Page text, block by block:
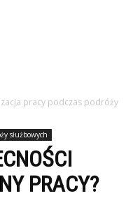
pracy podczas podróży
służbowych
PRACY?